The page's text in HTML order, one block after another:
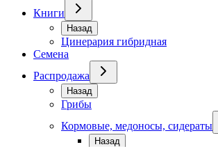
Книги
Назад
Цинерария гибридная
Семена
Распродажа
Назад
Грибы
Кормовые, медоносы, сидераты
Назад